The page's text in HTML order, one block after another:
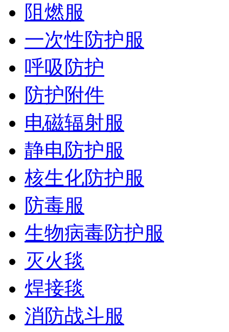
阻燃服
一次性防护服
呼吸防护
防护附件
电磁辐射服
静电防护服
核生化防护服
防毒服
生物病毒防护服
灭火毯
焊接毯
消防战斗服